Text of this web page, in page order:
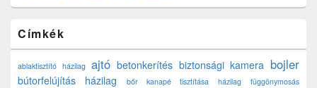
Címkék
ablaktisztító házilag ajtó betonkerítés biztonsági kamera bojler
bútorfelújítás házilag bőr kanapé tisztítása házilag
függönymosás